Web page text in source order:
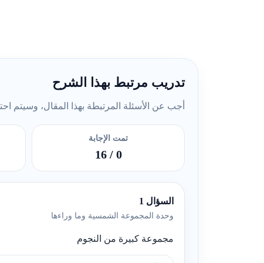
تدريب مرتبط بهذا الشرح
أجب عن الأسئلة المرتبطة بهذا المقال، وسيتم
تمت الإجابة
0
/ 16
السؤال 1
وحدة المجموعة الشمسية وما وراءها
مجموعة كبيرة من النجوم